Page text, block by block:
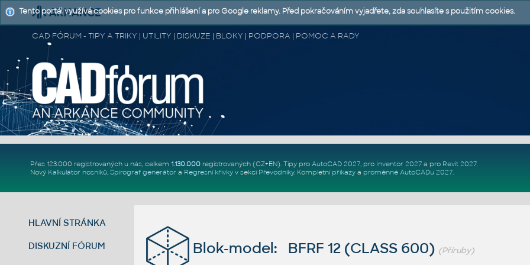
CAD FÓRUM - TIPY A TRIKY | UTILITY | DISKUZE | BLOKY | PODPORA | POMOC A RADY
Přes 123.000 registrovaných u nás, celkem 1.130.000registrovaných (CZ+EN). Tipy pro AutoCAD 2027, pro Inventor 2027a pro Revit 2027.
Nový Kalkulátor nosníků, Spirograf generátor a Regresní křivkyv sekci Převodníky. Kompletní příkazya proměnné AutoCADu 2027.
HLAVNÍ STRÁNKA
DISKUZNÍ FÓRUM Blok-model: BFRF 12 (CLASS 600) (Příruby)
Tento portál využívá cookies pro funkce přihlášení a pro Google reklamy. Před pokračováním vyjadřete, zda souhlasíte s použitím cookies.